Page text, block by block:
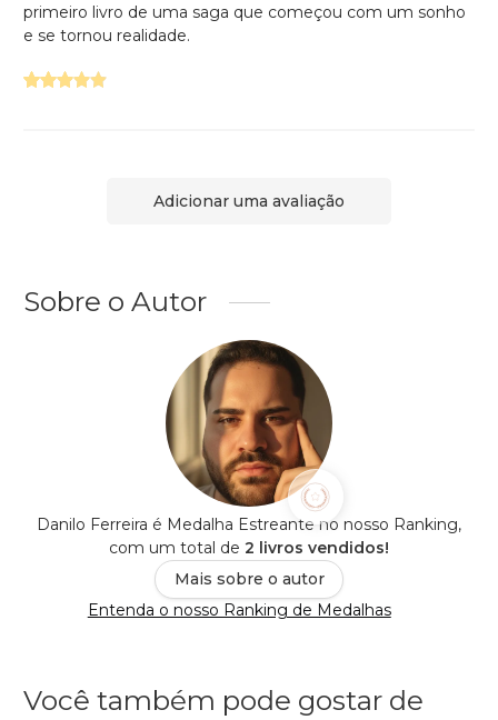
primeiro livro de uma saga que começou com um sonho
e se tornou realidade.
Adicionar uma avaliação
Sobre o Autor
Danilo Ferreira é Medalha Estreante no nosso Ranking,
com um total de 2 livros vendidos!
Mais sobre o autor
Entenda o nosso Ranking de Medalhas
Você também pode gostar de